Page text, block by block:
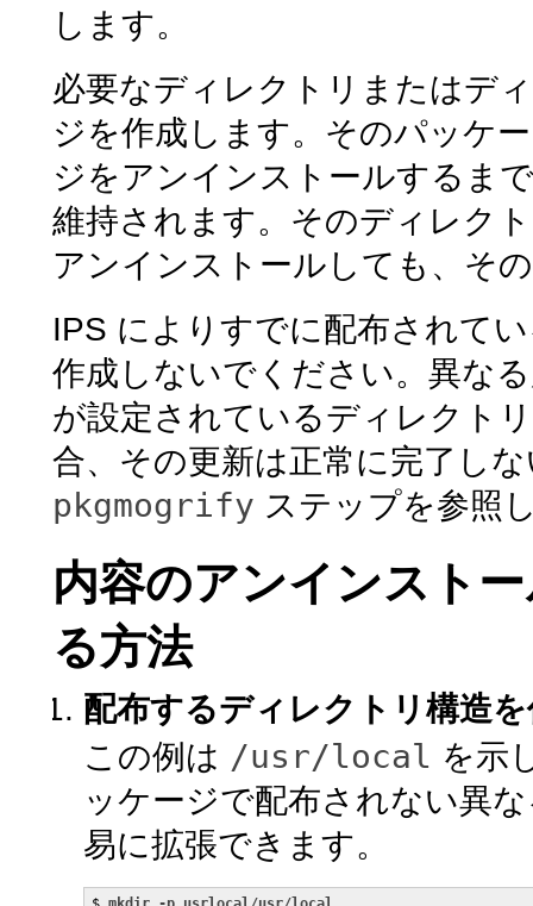
します。
必要なディレクトリまたはデ
ジを作成します。そのパッケ
ジをアンインストールするま
維持されます。そのディレク
アンインストールしても、そ
IPS によりすでに配布されて
作成しないでください。異な
が設定されているディレクト
合、その更新は正常に完了し
pkgmogrify ステップを参照
内容のアンインスト
る方法
配布するディレクトリ構造
この例は /usr/local を示
ッケージで配布されない異
易に拡張できます。